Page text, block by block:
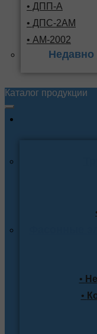
• ДПП-А
• ДПС-2АМ
• АМ-2002
Каталог продукции
•
•